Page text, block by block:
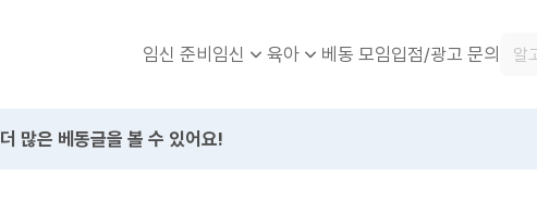
임신 준비임신 육아 베동 모임입점/광고 문의
더 많은 베동글을 볼 수 있어요!